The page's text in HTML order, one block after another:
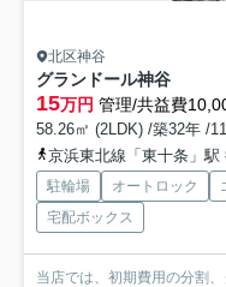
北区神谷
グランドール神谷
15万円 管理/共益費
58.26㎡ (2LDK) /築32年 /
京浜東北線「東十条」駅
駐輪場 オートロック
宅配ボックス
当店では、初期費用の分割